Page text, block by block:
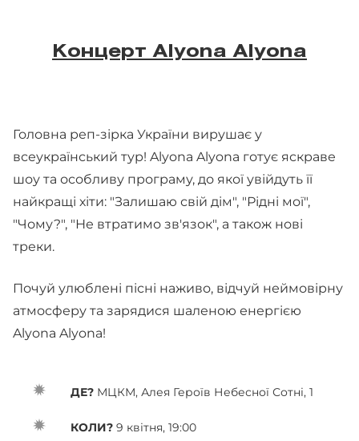
Концерт Alyona Alyona
Головна реп-зірка України вирушає у
всеукраїнський тур! Alyona Alyona готує яскраве
шоу та особливу програму, до якої увійдуть її
найкращі хіти: "Залишаю свій дім", "Рідні мої",
"Чому?", "Не втратимо зв'язок", а також нові
треки.
Почуй улюблені пісні наживо, відчуй неймовірну
атмосферу та зарядися шаленою енергією
Alyona Alyona!
ДЕ? МЦКМ, Алея Героїв Небесної Сотні, 1
КОЛИ? 9 квітня, 19:00